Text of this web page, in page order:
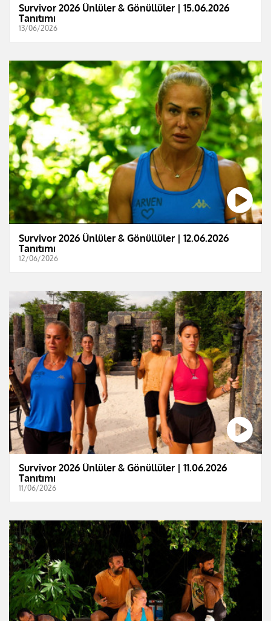
Survivor 2026 Ünlüler & Gönüllüler | 15.06.2026
Tanıtımı
13/06/2026
Survivor 2026 Ünlüler & Gönüllüler | 12.06.2026
Tanıtımı
12/06/2026
Survivor 2026 Ünlüler & Gönüllüler | 11.06.2026
Tanıtımı
11/06/2026